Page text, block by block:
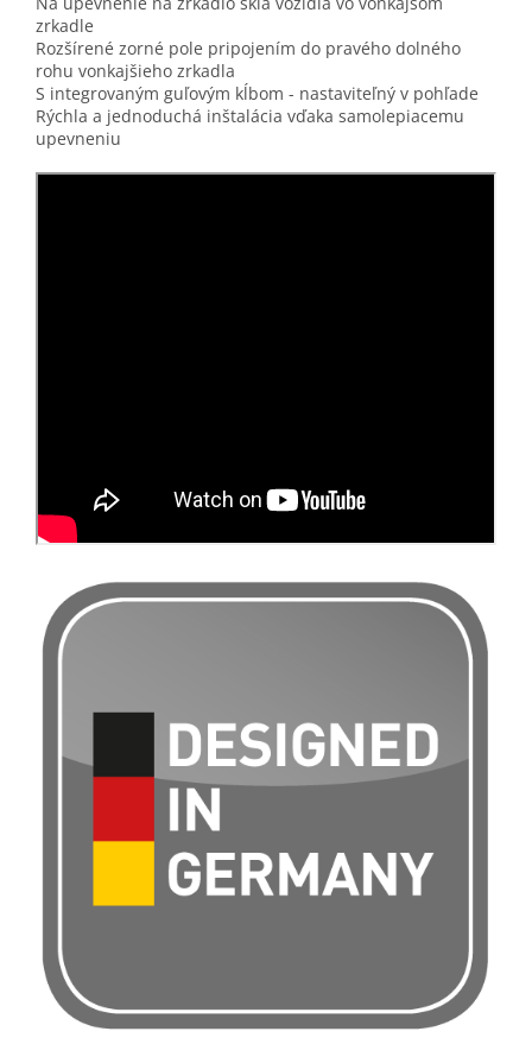
zrkadle
Rozšírené zorné pole pripojením do pravého dolného
rohu vonkajšieho zrkadla
S integrovaným guľovým kĺbom - nastaviteľný v pohľade
Rýchla a jednoduchá inštalácia vďaka samolepiacemu
upevneniu